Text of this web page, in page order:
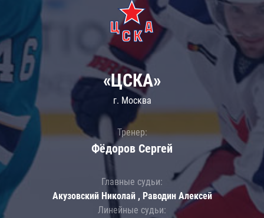
«ЦСКА»
г. Москва
Тренер:
Фёдоров Сергей
Главные судьи:
Акузовский Николай , Раводин Алексей
Линейные судьи: